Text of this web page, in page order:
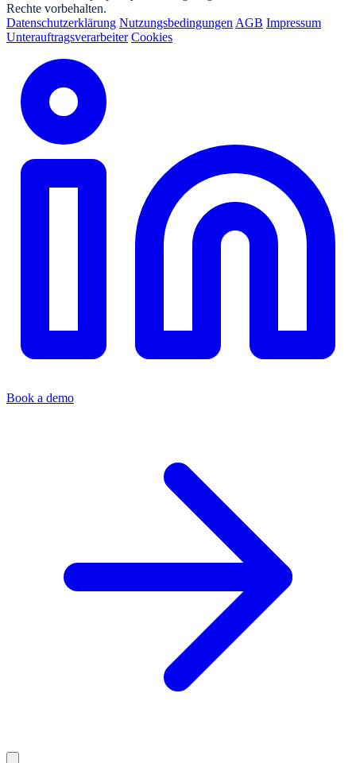
Rechte vorbehalten.
Datenschutzerklärung Nutzungsbedingungen AGB Impressum
Unterauftragsverarbeiter Cookies
Book a demo